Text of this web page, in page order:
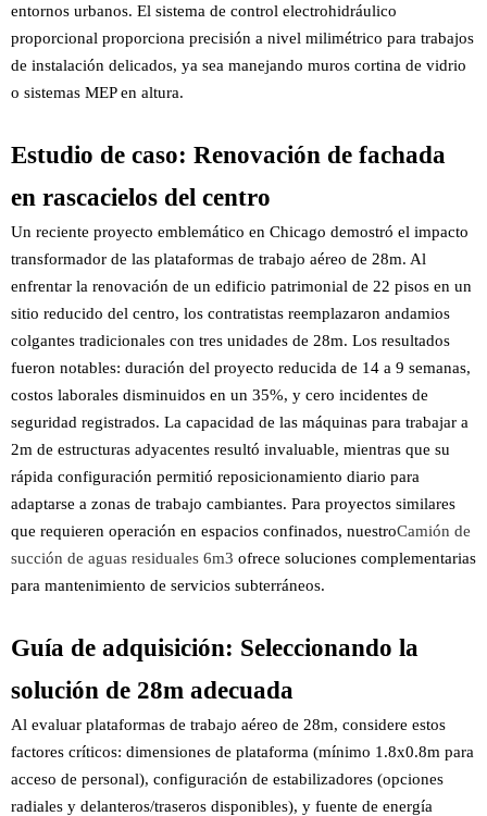
entornos urbanos. El sistema de control electrohidráulico
proporcional proporciona precisión a nivel milimétrico para trabajos
de instalación delicados, ya sea manejando muros cortina de vidrio
o sistemas MEP en altura.
Estudio de caso: Renovación de fachada
en rascacielos del centro
Un reciente proyecto emblemático en Chicago demostró el impacto
transformador de las plataformas de trabajo aéreo de 28m. Al
enfrentar la renovación de un edificio patrimonial de 22 pisos en un
sitio reducido del centro, los contratistas reemplazaron andamios
colgantes tradicionales con tres unidades de 28m. Los resultados
fueron notables: duración del proyecto reducida de 14 a 9 semanas,
costos laborales disminuidos en un 35%, y cero incidentes de
seguridad registrados. La capacidad de las máquinas para trabajar a
2m de estructuras adyacentes resultó invaluable, mientras que su
rápida configuración permitió reposicionamiento diario para
adaptarse a zonas de trabajo cambiantes. Para proyectos similares
que requieren operación en espacios confinados, nuestroCamión de
succión de aguas residuales 6m3 ofrece soluciones complementarias
para mantenimiento de servicios subterráneos.
Guía de adquisición: Seleccionando la
solución de 28m adecuada
Al evaluar plataformas de trabajo aéreo de 28m, considere estos
factores críticos: dimensiones de plataforma (mínimo 1.8x0.8m para
acceso de personal), configuración de estabilizadores (opciones
radiales y delanteros/traseros disponibles), y fuente de energía